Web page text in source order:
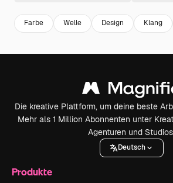
Farbe Welle Design Klang
Die kreative Plattform, um deine beste
Mehr als 1 Million Abonnenten unter
Agenturen und
Deutsch
Produkte